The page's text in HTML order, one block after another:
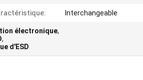
Interchangeable
électronique,
,
d'ESD